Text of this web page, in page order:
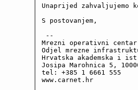
Unaprijed
S postovanjem,
--
Mrezni operativni centar
Odjel mrezne
Hrvatska akademska i
Josipa Marohnica 5,
tel: +385 1 6661 555
www.carnet.hr